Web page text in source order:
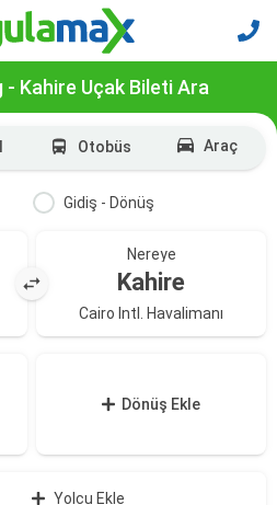
Kahire Uçak Bileti Ara
Otobüs Araç
Gidiş - Dönüş
Nereye
Kahire
Cairo Intl. Havalimanı
Dönüş Ekle
Yolcu Ekle